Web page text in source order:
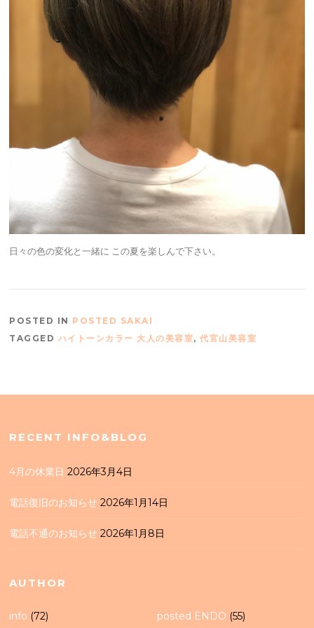
日々の色の変化と一緒に この夏を楽しんで下さい。
POSTED IN POSTED SAKAI
TAGGED ハイトーンカラー 大人の美容室,代官山美容室
RECENT INFO&BLOG
4月の休業日 2026年3月4日
電話復旧のお知らせ 2026年1月14日
電話不通のお知らせ 2026年1月8日
AUTHOR
info (72) posted ENDO (55)